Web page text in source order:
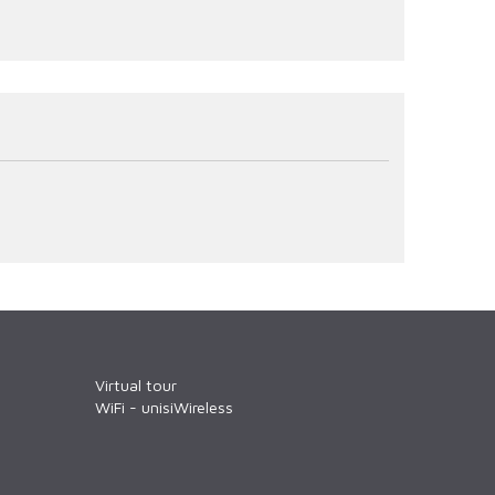
Virtual tour
WiFi - unisiWireless